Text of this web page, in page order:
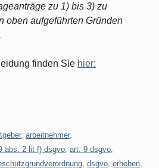
zu 1) bis 3) zu
oben aufgeführten Gründen
finden Sie hier:
, arbeitnehmer,
abs. 2 lit f) dsgvo art. 9 dsgvo
dsgvo erheben